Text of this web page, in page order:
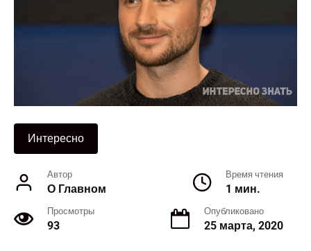
Интересно
Автор
О Главном
Время чтения
1 мин.
Просмотры
93
Опубликовано
25 марта, 2020